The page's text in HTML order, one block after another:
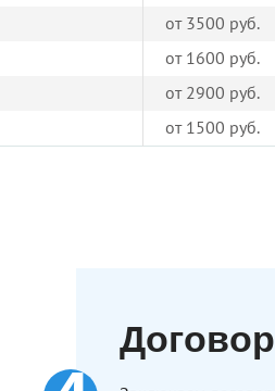
от 3500 руб.
от 1600 руб.
от 2900 руб.
от 1500 руб.
Договор